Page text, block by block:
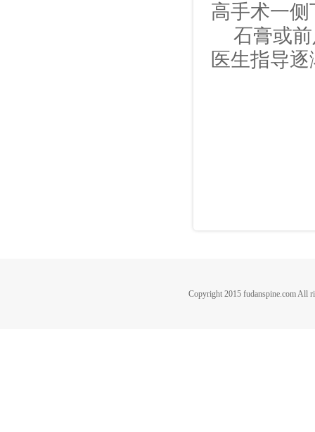
高手术一
石膏或
医生指导
Copyright 2015 fudanspine.com